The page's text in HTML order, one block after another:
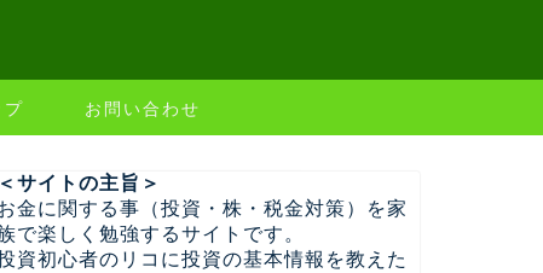
プ お問い合わせ
＜サイトの主旨＞
金に関する事（投資・株・税金対策）を家
で楽しく勉強するサイトです。
資初心者のリコに投資の基本情報を教えた